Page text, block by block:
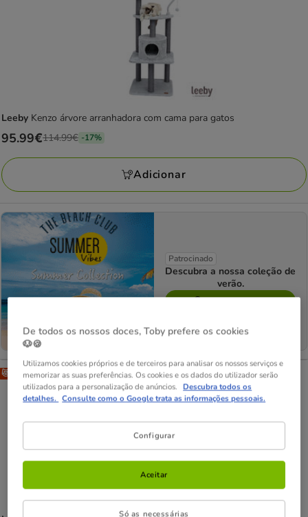
Leeby Kenzo árvore arranhadora com cama para gatos
Preço
anterior
114.99€,
está
poupar
17%,
preço
final
95.99€
95.99€114.99€ -17%
Adicionar
Patrocinado
Descubra a nossa coleção de
verão.
Comprar agora
😻-25% compras +35€
De todos os nossos doces, Toby prefere os cookies
🐶🍪
Utilizamos cookies próprios e de terceiros para analisar os nossos serviços e
memorizar as suas preferências. Os cookies e os dados do utilizador serão
utilizados para a personalização de anúncios. Descubra todos os
detalhes. Consulte como o Google trata as informações pessoais.
Configurar
Só as necessárias
Aceitar